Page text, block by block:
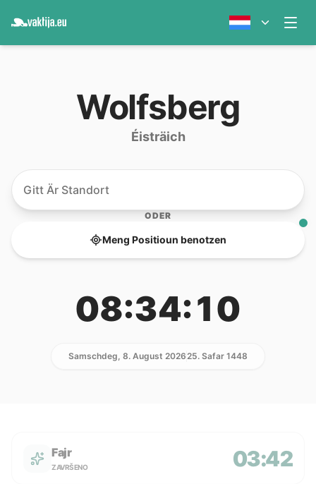
Wolfsberg
Éisträich
ODER
Meng Positioun benotzen
08:34:10
Samschdeg, 8. August 202625. Safar 1448
Fajr
ZAVRŠENO 03:42